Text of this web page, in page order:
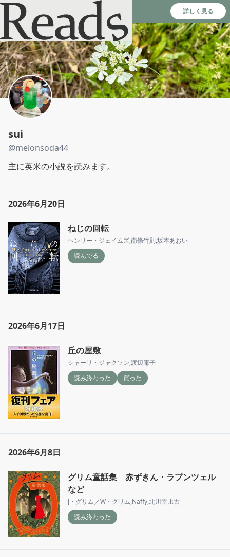
Reads - 読書のSNS＆記録アプリ 詳しく見る
sui
@melonsoda44
主に英米の小説を読みます。
2026年6月20日
ねじの回転
ヘンリー・ジェイムズ,南條竹則,坂本あおい
読んでる
2026年6月17日
丘の屋敷
シャーリ・ジャクソン,渡辺庸子
読み終わった
買った
2026年6月8日
グリム童話集 赤ずきん・ラプンツェル
など
J・グリム／W・グリム,Naffy,北川幸比古
読み終わった